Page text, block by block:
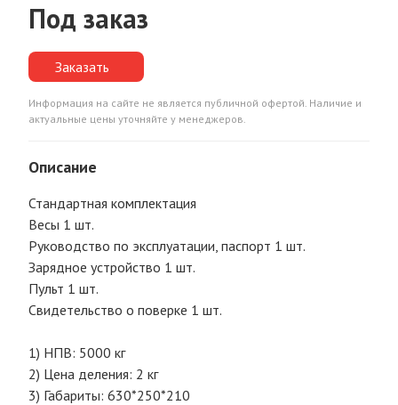
Под заказ
Заказать
Информация на сайте не является публичной офертой. Наличие и
актуальные цены уточняйте у менеджеров.
Описание
Стандартная комплектация
Весы 1 шт.
Руководство по эксплуатации, паспорт 1 шт.
Зарядное устройство 1 шт.
Пульт 1 шт.
Свидетельство о поверке 1 шт.
1) НПВ: 5000 кг
2) Цена деления: 2 кг
3) Габариты: 630*250*210